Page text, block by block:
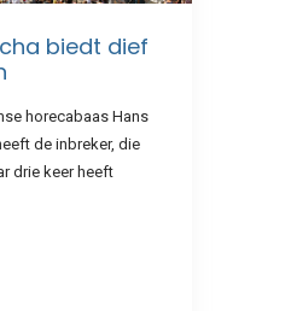
biedt dief
horecabaas Hans
de inbreker, die
drie keer heeft